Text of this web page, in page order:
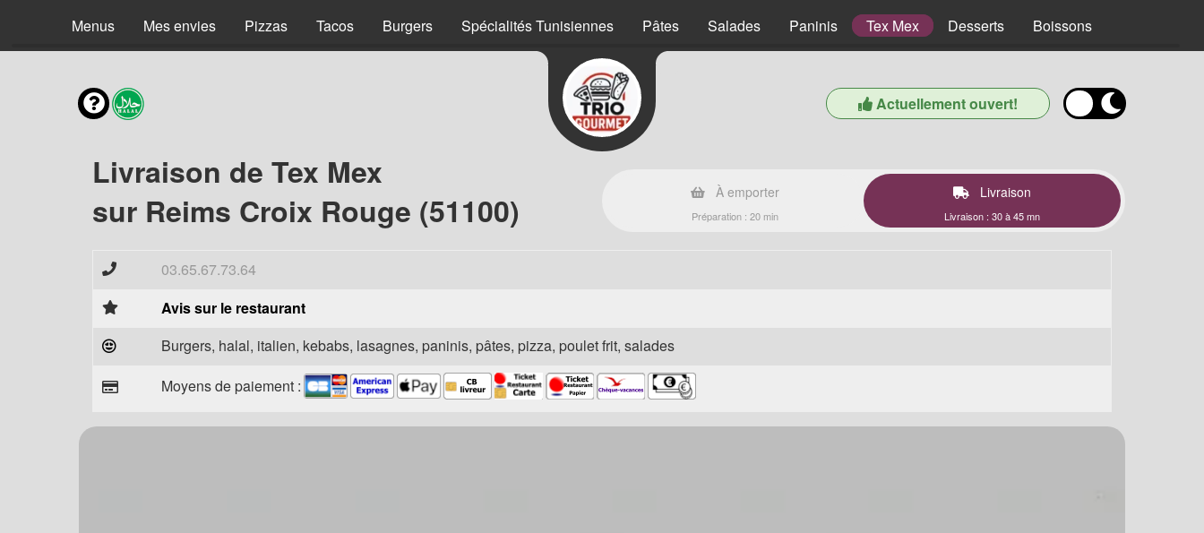
Menus Mes envies Pizzas Tacos Burgers Spécialités Tunisiennes Pâtes Salades Paninis Tex Mex Desserts Boissons
Actuellement ouvert!
Livraison de Tex Mex
sur Reims Croix Rouge (51100)
À emporter
Préparation : 20 min
Livraison
Livraison : 30 à 45 mn
03.65.67.73.64
Avis sur le restaurant
Burgers, halal, italien, kebabs, lasagnes, paninis, pâtes, pizza, poulet frit, salades
Moyens de paiement :